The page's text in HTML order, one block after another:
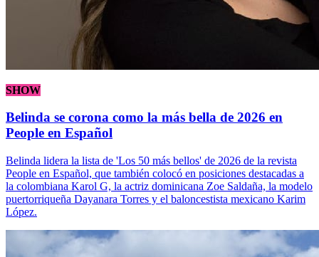
SHOW
Belinda se corona como la más bella de 2026 en
People en Español
Belinda lidera la lista de 'Los 50 más bellos' de 2026 de la revista
People en Español, que también colocó en posiciones destacadas a
la colombiana Karol G, la actriz dominicana Zoe Saldaña, la modelo
puertorriqueña Dayanara Torres y el baloncestista mexicano Karim
López.